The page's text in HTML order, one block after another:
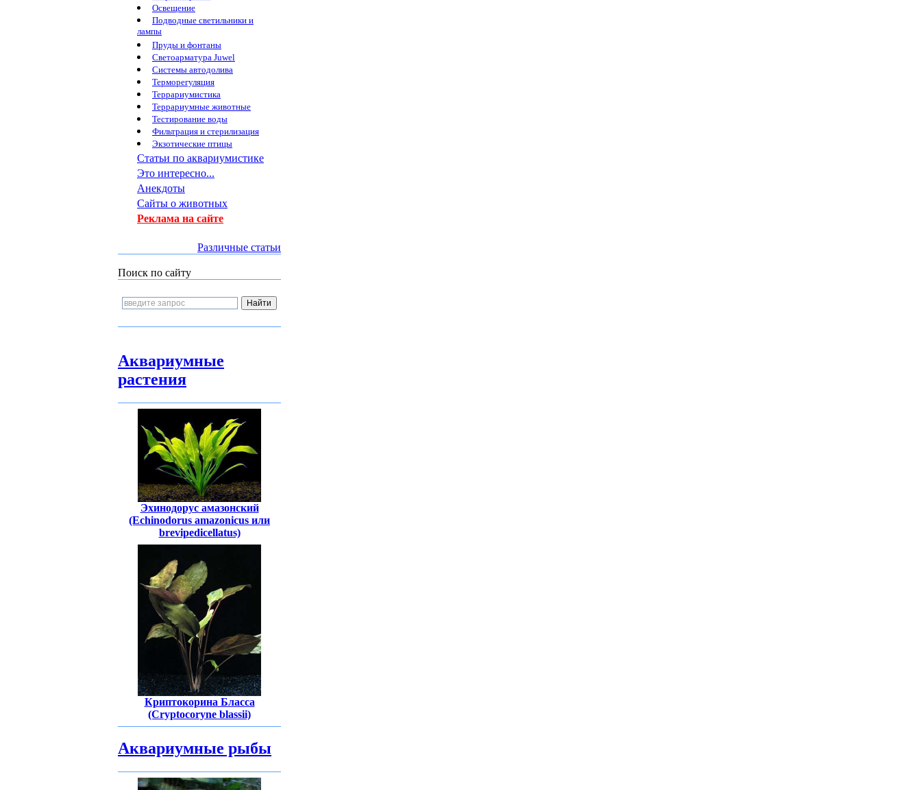
Освещение
Подводные светильники и
лампы
Пруды и фонтаны
Светоарматура Juwel
Системы автодолива
Терморегуляция
Террариумистика
Террариумные животные
Тестирование воды
Фильтрация и стерилизация
Экзотические птицы
Статьи по аквариумистике
Это интересно...
Анекдоты
Сайты о животных
Реклама на сайте
Различные статьи
Поиск по сайту
Аквариумные
растения
Эхинодорус амазонский
(Echinodorus amazonicus или
brevipedicellatus)
Криптокорина Бласса
(Cryptocoryne blassii)
Аквариумные рыбы